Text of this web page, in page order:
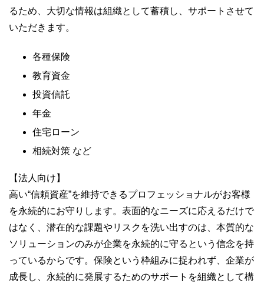
るため、大切な情報は組織として蓄積し、サポートさせて
いただきます。
各種保険
教育資金
投資信託
年金
住宅ローン
相続対策 など
【法人向け】
高い“信頼資産”を維持できるプロフェッショナルがお客様
を永続的にお守りします。表面的なニーズに応えるだけで
はなく、潜在的な課題やリスクを洗い出すのは、本質的な
ソリューションのみが企業を永続的に守るという信念を持
っているからです。保険という枠組みに捉われず、企業が
成長し、永続的に発展するためのサポートを組織として構